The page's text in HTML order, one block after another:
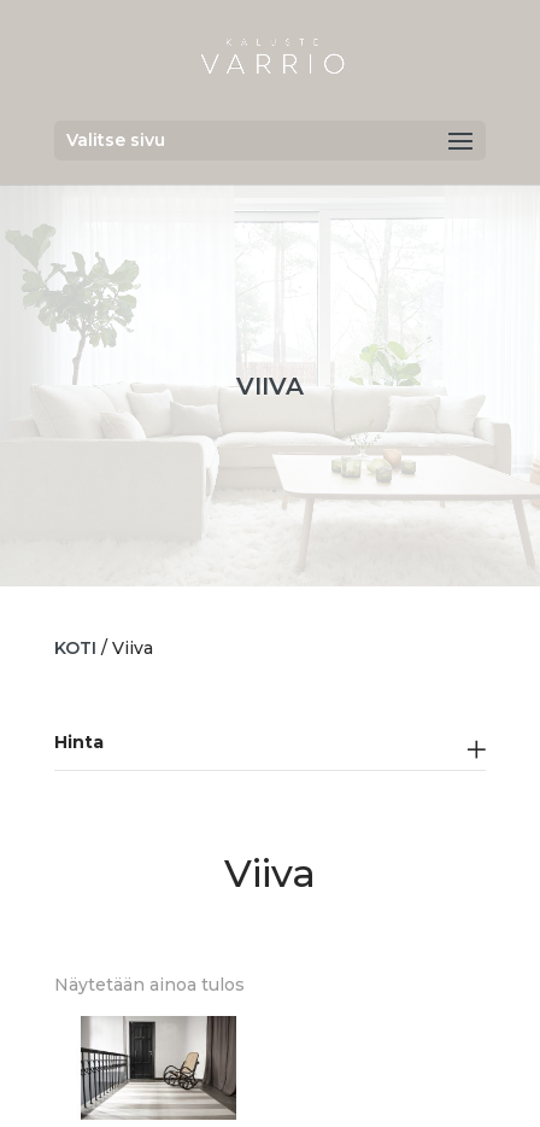
Valitse sivu
VIIVA
KOTI / Viiva
Hinta
Viiva
Näytetään ainoa tulos